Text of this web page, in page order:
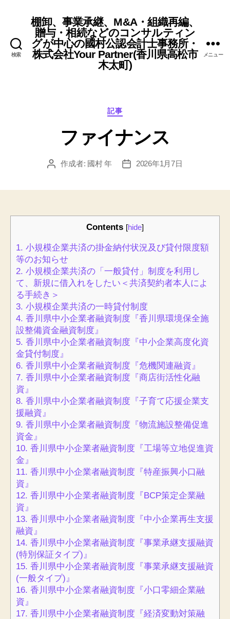
検索
棚卸、事業承継、M&A・組織再編、
贈与・相続などのコンサルティン
グが中心の國村公認会計士事務所・
株式会社Your Partner(香川県高松市
木太町)
メニュー
カ
ゴ
リ
記事
ファイナンス
投
作成者: 國村 年
投
2026年1月7日
Contents [hide]
1. 小規模企業共済の掛金納付状況及び貸付限度額
等のお知らせ
2. 小規模企業共済の「一般貸付」制度を利用し
て、新規に借入れをしたい＜共済契約者本人によ
る手続き＞
3. 小規模企業共済の一時貸付制度
4. 香川県中小企業者融資制度『香川県環境保全施
設整備資金融資制度』
5. 香川県中小企業者融資制度『中小企業高度化資
金貸付制度』
6. 香川県中小企業者融資制度『危機関連融資』
7. 香川県中小企業者融資制度『商店街活性化融
資』
8. 香川県中小企業者融資制度『子育て応援企業支
援融資』
9. 香川県中小企業者融資制度『物流施設整備促進
資金』
10. 香川県中小企業者融資制度『工場等立地促進資
金』
11. 香川県中小企業者融資制度『特産振興小口融
資』
12. 香川県中小企業者融資制度『BCP策定企業融
資』
13. 香川県中小企業者融資制度『中小企業再生支援
融資』
14. 香川県中小企業者融資制度『事業承継支援融資
(特別保証タイプ)』
15. 香川県中小企業者融資制度『事業承継支援融資
(一般タイプ)』
16. 香川県中小企業者融資制度『小口零細企業融
資』
17. 香川県中小企業者融資制度『経済変動対策融